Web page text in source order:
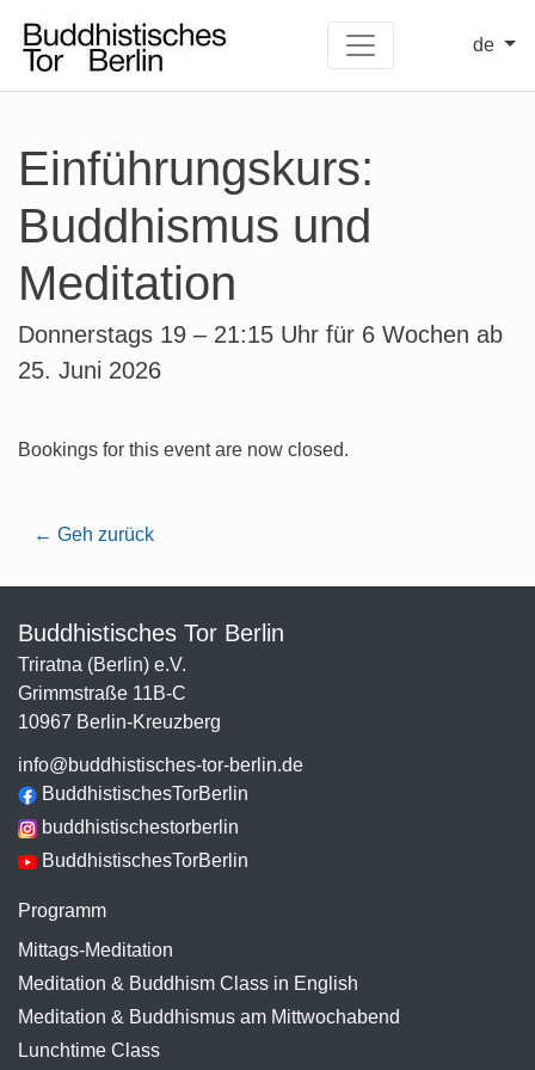
de
Einführungskurs:
Buddhismus und
Meditation
Donnerstags 19 – 21:15 Uhr für 6 Wochen ab
25. Juni 2026
Bookings for this event are now closed.
← Geh zurück
Buddhistisches Tor Berlin
Triratna (Berlin) e.V.
Grimmstraße 11B-C
10967 Berlin-Kreuzberg
info@buddhistisches-tor-berlin.de
BuddhistischesTorBerlin
buddhistischestorberlin
BuddhistischesTorBerlin
Programm
Mittags-Meditation
Meditation & Buddhism Class in English
Meditation & Buddhismus am Mittwochabend
Lunchtime Class